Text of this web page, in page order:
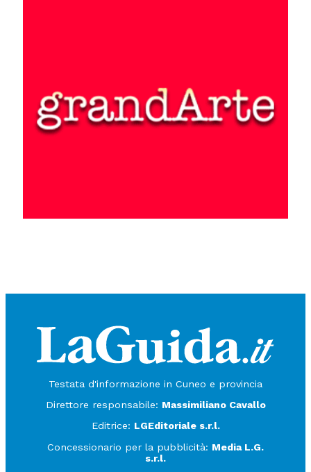
Testata d'informazione in Cuneo e provincia
Direttore responsabile: Massimiliano Cavallo
Editrice: LGEditoriale s.r.l.
Concessionario per la pubblicità: Media L.G.
s.r.l.